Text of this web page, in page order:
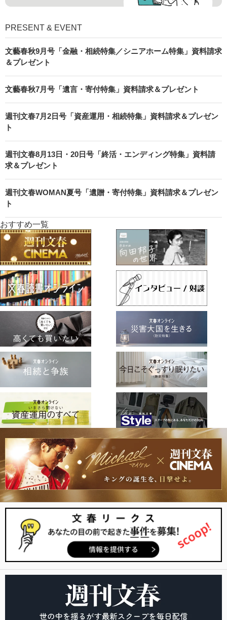
PRESENT & EVENT
文藝春秋9月号「金融・相続特集／シニアホーム特集」資料請求
＆プレゼント
文藝春秋7月号「遺言・寄付特集」資料請求＆プレゼント
週刊文春7月2日号「資産運用・相続特集」資料請求＆プレゼン
ト
週刊文春8月13日・20日号「終活・エンディング特集」資料請
求＆プレゼント
週刊文春WOMAN夏号「遺贈・寄付特集」資料請求＆プレゼン
ト
おすすめ一覧